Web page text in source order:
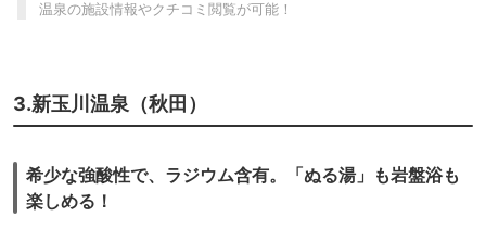
温泉の施設情報やクチコミ閲覧が可能！
3.新玉川温泉（秋田）
希少な強酸性で、ラジウム含有。「ぬる湯」も岩盤浴も
楽しめる！